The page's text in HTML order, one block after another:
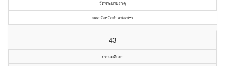
วัดพระบรมธาตุ
คณะจังหวัดกำแพงเพชร
43
ประถมศึกษา